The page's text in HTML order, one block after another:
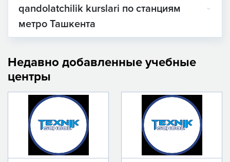
qandolatchilik kurslari по станциям
метро Ташкента
Недавно добавленные учебные
центры